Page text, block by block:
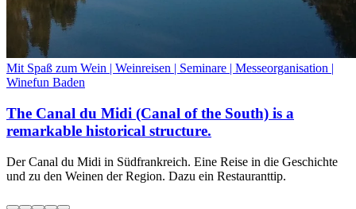
Mit Spaß zum Wein | Weinreisen | Seminare | Messeorganisation |
Winefun Baden
The Canal du Midi (Canal of the South) is a
remarkable historical structure.
Der Canal du Midi in Südfrankreich. Eine Reise in die Geschichte
und zu den Weinen der Region. Dazu ein Restauranttip.